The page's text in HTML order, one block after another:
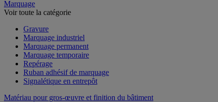
Marquage
Voir toute la catégorie
Gravure
Marquage industriel
Marquage permanent
Marquage temporaire
Repérage
Ruban adhésif de marquage
Signalétique en entrepôt
Matériau pour gros-œuvre et finition du bâtiment